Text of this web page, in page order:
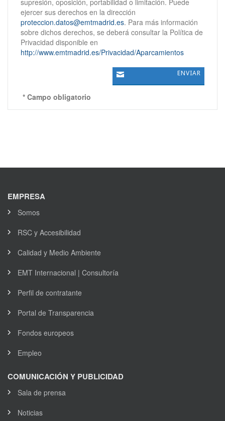
supresión, oposición, portabilidad o limitación. Puede
ejercer sus derechos en la dirección
proteccion.datos@emtmadrid.es. Para más información
sobre dichos derechos, se deberá consultar la Política de
Privacidad disponible en
http://www.emtmadrid.es/Privacidad/Aparcamientos
* Campo obligatorio
EMPRESA
Somos
RSC y Accesibilidad
Calidad y Medio Ambiente
EMT Internacional | Consultoría
Perfil de contratante
Portal de Transparencia
Fondos europeos
Empleo
COMUNICACIÓN Y PUBLICIDAD
Sala de prensa
Noticias